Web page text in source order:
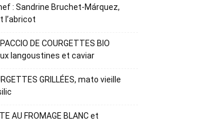
: Sandrine Bruchet-Márquez,
l’abricot
DE COURGETTES BIO
langoustines et caviar
GRILLÉES, mato vieille
AU FROMAGE BLANC et